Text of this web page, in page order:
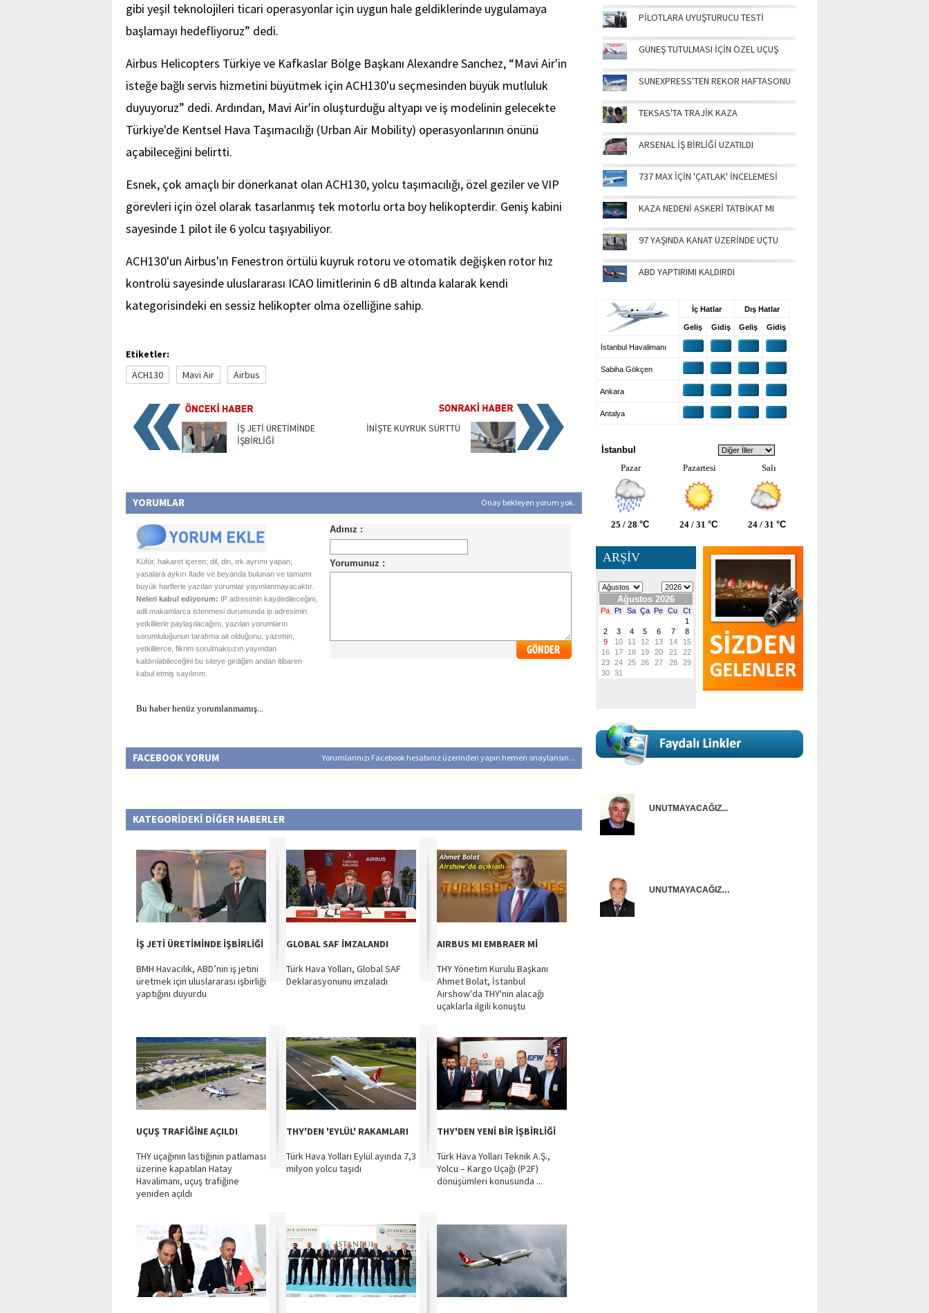
gibi yeşil teknolojileri ticari operasyonlar için uygun hale geldiklerinde uygulamaya
başlamayı hedefliyoruz” dedi.
Airbus Helicopters Türkiye ve Kafkaslar Bölge Başkanı Alexandre Sanchez, “Mavi Air'in
isteğe bağlı servis hizmetini büyütmek için ACH130'u seçmesinden büyük mutluluk
duyuyoruz” dedi. Ardından, Mavi Air'in oluşturduğu altyapı ve iş modelinin gelecekte
Türkiye'de Kentsel Hava Taşımacılığı (Urban Air Mobility) operasyonlarının önünü
açabileceğini belirtti.
Esnek, çok amaçlı bir dönerkanat olan ACH130, yolcu taşımacılığı, özel geziler ve VIP
görevleri için özel olarak tasarlanmış tek motorlu orta boy helikopterdir. Geniş kabini
sayesinde 1 pilot ile 6 yolcu taşıyabiliyor.
ACH130'un Airbus'ın Fenestron örtülü kuyruk rotoru ve otomatik değişken rotor hız
kontrolü sayesinde uluslararası ICAO limitlerinin 6 dB altında kalarak kendi
kategorisindeki en sessiz helikopter olma özelliğine sahip.
Etiketler:
ACH130
Mavi Air Airbus
İŞ JETİ ÜRETİMİNDE
İŞBİRLİĞİ
İNİŞTE KUYRUK SÜRTTÜ
YORUMLAR Onay bekleyen yorum yok.
Küfür, hakaret içeren; dil, din, ırk ayrımı yapan;
yasalara aykırı ifade ve beyanda bulunan ve tamamı
büyük harflerle yazılan yorumlar yayınlanmayacaktır.
Neleri kabul ediyorum: IP adresimin kaydedileceğini,
adli makamlarca istenmesi durumunda ip adresimin
yetkililerle paylaşılacağını, yazılan yorumların
sorumluluğunun tarafıma ait olduğunu, yazımın,
yetkililerce, fikrim sorulmaksızın yayından
kaldırılabileceğini bu siteye girdiğim andan itibaren
kabul etmiş sayılırım.
Bu haber henüz yorumlanmamış...
FACEBOOK YORUM Yorumlarınızı Facebook hesabınız üzerinden yapın hemen onaylansın...
KATEGORİDEKİ DİĞER HABERLER
İŞ JETİ ÜRETİMİNDE İŞBİRLİĞİ
BMH Havacılık, ABD’nin iş jetini
üretmek için uluslararası işbirliği
yaptığını duyurdu
GLOBAL SAF İMZALANDI
Türk Hava Yolları, Global SAF
Deklarasyonunu imzaladı
AIRBUS MI EMBRAER Mİ
THY Yönetim Kurulu Başkanı
Ahmet Bolat, İstanbul
Airshow'da THY'nin alacağı
uçaklarla ilgili konuştu
UÇUŞ TRAFİĞİNE AÇILDI
THY uçağının lastiğinin patlaması
üzerine kapatılan Hatay
Havalimanı, uçuş trafiğine
yeniden açıldı
THY'DEN 'EYLÜL' RAKAMLARI
Türk Hava Yolları Eylül ayında 7,3
milyon yolcu taşıdı
THY'DEN YENİ BİR İŞBİRLİĞİ
Türk Hava Yolları Teknik A.Ş.,
Yolcu – Kargo Uçağı (P2F)
dönüşümleri konusunda ...
PİLOTLARA UYUŞTURUCU TESTİ
GÜNEŞ TUTULMASI İÇİN ÖZEL UÇUŞ
SUNEXPRESS'TEN REKOR HAFTASONU
TEKSAS'TA TRAJİK KAZA
ARSENAL İŞ BİRLİĞİ UZATILDI
737 MAX İÇİN 'ÇATLAK' İNCELEMESİ
KAZA NEDENİ ASKERİ TATBİKAT MI
97 YAŞINDA KANAT ÜZERİNDE UÇTU
ABD YAPTIRIMI KALDIRDI
İç Hatlar Dış Hatlar
Geliş Gidiş Geliş Gidiş
İstanbul Havalimanı
Sabiha Gökçen
Ankara
Antalya
İstanbul
Pazar
Pazartesi Salı
25 / 28 °C 24 / 31 °C 24 / 31 °C
ARŞİV
UNUTMAYACAĞIZ...
UNUTMAYACAĞIZ…